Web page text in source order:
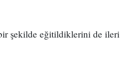
şekilde eğitildiklerini de ileri